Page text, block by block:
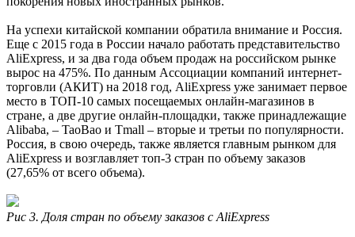
На успехи китайской компании обратила внимание и Россия.
Еще с 2015 года в России начало работать представительство
AliExpress, и за два года объем продаж на российском рынке
вырос на 475%. По данным Ассоциации компаний интернет-
торговли (АКИТ) на 2018 год, AliExpress уже занимает первое
место в ТОП-10 самых посещаемых онлайн-магазинов в
стране, а две другие онлайн-площадки, также принадлежащие
Alibaba, – TaoBao и Tmall – вторые и третьи по популярности.
Россия, в свою очередь, также является главным рынком для
AliExpress и возглавляет топ-3 стран по объему заказов
(27,65% от всего объема).
Рис 3. Доля стран по объему заказов с AliExpress